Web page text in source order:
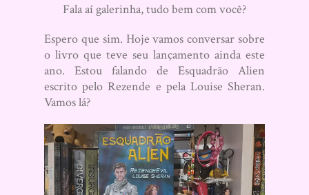
Fala aí galerinha, tudo bem com você?
Espero que sim. Hoje vamos conversar sobre
o livro que teve seu lançamento ainda este
ano. Estou falando de Esquadrão Alien
escrito pelo Rezende e pela Louise Sheran.
Vamos lá?